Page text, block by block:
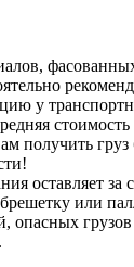
у
получить груз
оставляет за
или
опасных